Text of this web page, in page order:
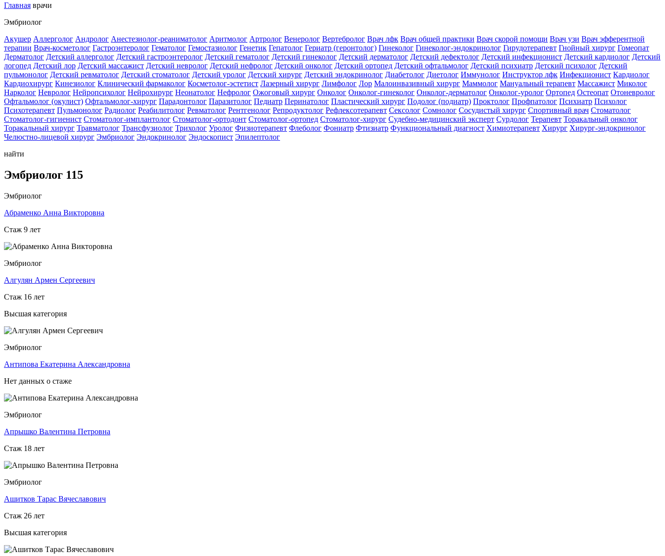
Главная врачи
Эмбриолог
Акушер Аллерголог Андролог Анестезиолог-реаниматолог Аритмолог Артролог Венеролог Вертебролог Врач лфк Врач общей практики Врач скорой помощи Врач узи Врач эфферентной
терапии Врач-косметолог Гастроэнтеролог Гематолог Гемостазиолог Генетик Гепатолог Гериатр (геронтолог) Гинеколог Гинеколог-эндокринолог Гирудотерапевт Гнойный хирург Гомеопат
Дерматолог Детский аллерголог Детский гастроэнтеролог Детский гематолог Детский гинеколог Детский дерматолог Детский дефектолог Детский инфекционист Детский кардиолог Детский
логопед Детский лор Детский массажист Детский невролог Детский нефролог Детский онколог Детский ортопед Детский офтальмолог Детский психиатр Детский психолог Детский
пульмонолог Детский ревматолог Детский стоматолог Детский уролог Детский хирург Детский эндокринолог Диабетолог Диетолог Иммунолог Инструктор лфк Инфекционист Кардиолог
Кардиохирург Кинезиолог Клинический фармаколог Косметолог-эстетист Лазерный хирург Лимфолог Лор Малоинвазивный хирург Маммолог Мануальный терапевт Массажист Миколог
Нарколог Невролог Нейропсихолог Нейрохирург Неонатолог Нефролог Ожоговый хирург Онколог Онколог-гинеколог Онколог-дерматолог Онколог-уролог Ортопед Остеопат Отоневролог
Офтальмолог (окулист) Офтальмолог-хирург Парадонтолог Паразитолог Педиатр Перинатолог Пластический хирург Подолог (подиатр) Проктолог Профпатолог Психиатр Психолог
Психотерапевт Пульмонолог Радиолог Реабилитолог Ревматолог Рентгенолог Репродуктолог Рефлексотерапевт Сексолог Сомнолог Сосудистый хирург Спортивный врач Стоматолог
Стоматолог-гигиенист Стоматолог-имплантолог Стоматолог-ортодонт Стоматолог-ортопед Стоматолог-хирург Судебно-медицинский эксперт Сурдолог Терапевт Торакальный онколог
Торакальный хирург Травматолог Трансфузиолог Трихолог Уролог Физиотерапевт Флеболог Фониатр Фтизиатр Функциональный диагност Химиотерапевт Хирург Хирург-эндокринолог
Челюстно-лицевой хирург Эмбриолог Эндокринолог Эндоскопист Эпилептолог
найти
Эмбриолог 115
Эмбриолог
Абраменко Анна Викторовна
Стаж 9 лет
Эмбриолог
Алгулян Армен Сергеевич
Стаж 16 лет
Высшая категория
Эмбриолог
Антипова Екатерина Александровна
Нет данных о стаже
Эмбриолог
Апрышко Валентина Петровна
Стаж 18 лет
Эмбриолог
Ашитков Тарас Вячеславович
Стаж 26 лет
Высшая категория